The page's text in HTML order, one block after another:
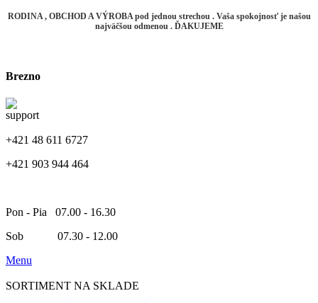
RODINA , OBCHOD A VÝROBA pod jednou strechou . Vaša spokojnosť je našou
najväčšou odmenou . ĎAKUJEME
Brezno
+421 48 611 6727
+421 903 944 464
Pon - Pia 07.00 - 16.30
Sob 07.30 - 12.00
Menu
SORTIMENT NA SKLADE